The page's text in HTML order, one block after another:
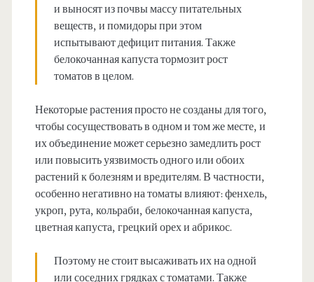
и выносят из почвы массу питательных
веществ, и помидоры при этом
испытывают дефицит питания. Также
белокочанная капуста тормозит рост
томатов в целом.
Некоторые растения просто не созданы для того,
чтобы сосуществовать в одном и том же месте, и
их объединение может серьезно замедлить рост
или повысить уязвимость одного или обоих
растений к болезням и вредителям. В частности,
особенно негативно на томаты влияют: фенхель,
укроп, рута, кольраби, белокочанная капуста,
цветная капуста, грецкий орех и абрикос.
Поэтому не стоит высаживать их на одной
или соседних грядках с томатами. Также